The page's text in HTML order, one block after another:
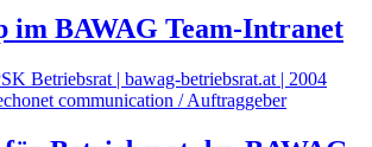
im BAWAG Team-Intranet